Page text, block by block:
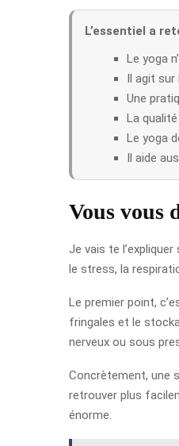
L’essentiel a
Le yoga
Il agit sur
Une
La
Le yoga
Il aide
Vous vous
Je vais te
le stress, la
Le premier point,
fringales et le
nerveux ou sous
Concrètement, une
retrouver plus
énorme.